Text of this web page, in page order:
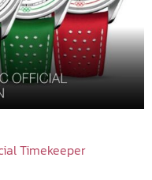
Timekeeper